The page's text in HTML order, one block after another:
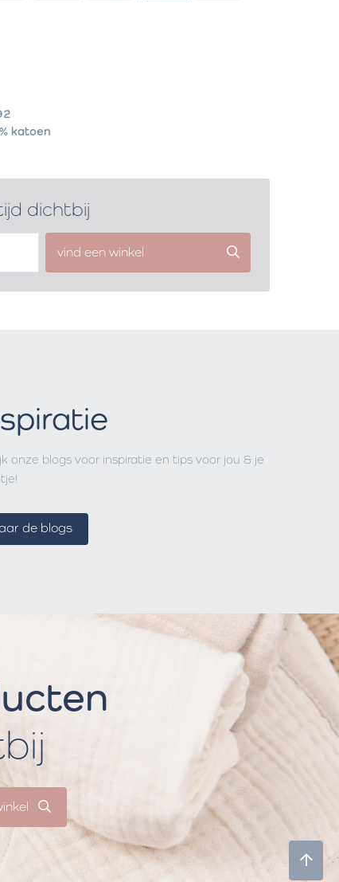
katoen
dichtbij
vind een winkel
onze blogs voor inspiratie en tips voor jou & je
de blogs